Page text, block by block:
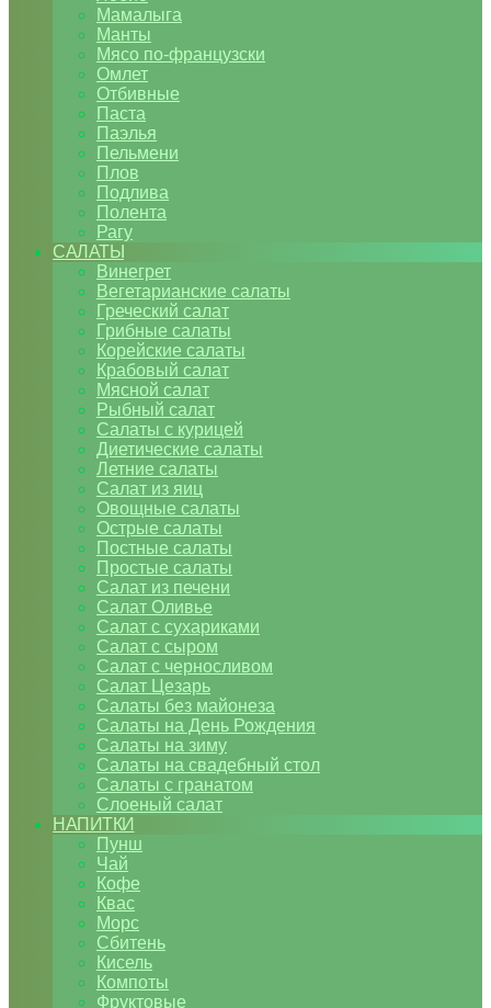
Мамалыга
Манты
Мясо по-французски
Омлет
Отбивные
Паста
Паэлья
Пельмени
Плов
Подлива
Полента
Рагу
САЛАТЫ
Винегрет
Вегетарианские салаты
Греческий салат
Грибные салаты
Корейские салаты
Крабовый салат
Мясной салат
Рыбный салат
Салаты с курицей
Диетические салаты
Летние салаты
Салат из яиц
Овощные салаты
Острые салаты
Постные салаты
Простые салаты
Салат из печени
Салат Оливье
Салат с сухариками
Салат с сыром
Салат с черносливом
Салат Цезарь
Салаты без майонеза
Салаты на День Рождения
Салаты на зиму
Салаты на свадебный стол
Салаты с гранатом
Слоеный салат
НАПИТКИ
Пунш
Чай
Кофе
Квас
Морс
Сбитень
Кисель
Компоты
Фруктовые